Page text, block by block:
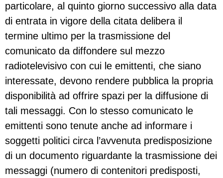
particolare, al quinto giorno successivo alla data
di entrata in vigore della citata delibera il
termine ultimo per la trasmissione del
comunicato da diffondere sul mezzo
radiotelevisivo con cui le emittenti, che siano
interessate, devono rendere pubblica la propria
disponibilità ad offrire spazi per la diffusione di
tali messaggi. Con lo stesso comunicato le
emittenti sono tenute anche ad informare i
soggetti politici circa l’avvenuta predisposizione
di un documento riguardante la trasmissione dei
messaggi (numero di contenitori predisposti,